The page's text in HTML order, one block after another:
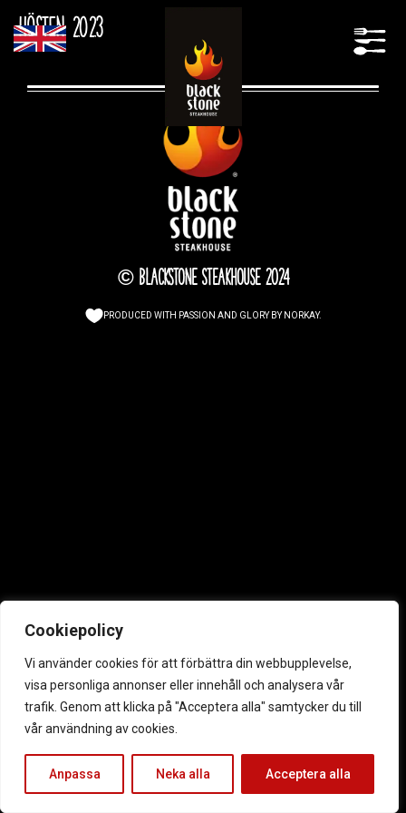
Cookiepolicy
Vi använder cookies för att förbättra din webbupplevelse,
visa personliga annonser eller innehåll och analysera vår
trafik. Genom att klicka på "Acceptera alla" samtycker du till
vår användning av cookies.
Anpassa Neka alla Acceptera alla
Hösten 2023
© Blackstone Steakhouse 2024
PRODUCED WITH PASSION AND GLORY BY NORKAY.